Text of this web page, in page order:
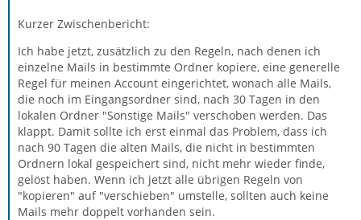
Kurzer Zwischenbericht:
Ich habe jetzt, zusätzlich zu den Regeln, nach denen ich
einzelne Mails in bestimmte Ordner kopiere, eine generelle
Regel für meinen Account eingerichtet, wonach alle Mails,
die noch im Eingangsordner sind, nach 30 Tagen in den
lokalen Ordner "Sonstige Mails" verschoben werden. Das
klappt. Damit sollte ich erst einmal das Problem, dass ich
nach 90 Tagen die alten Mails, die nicht in bestimmten
Ordnern lokal gespeichert sind, nicht mehr wieder finde,
gelöst haben. Wenn ich jetzt alle übrigen Regeln von
"kopieren" auf "verschieben" umstelle, sollten auch keine
Mails mehr doppelt vorhanden sein.